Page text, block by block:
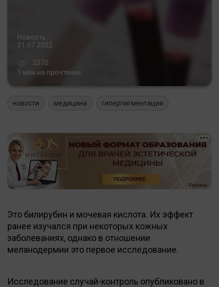
Новость
21.07.2022
2370
1 мин на прочтение
новости медицина гиперпигментация
Это билирубин и мочевая кислота. Их эффект
ранее изучался при некоторых кожных
заболеваниях, однако в отношении
меланодермии это первое исследование.
Исследование случай-контроль опубликовано в